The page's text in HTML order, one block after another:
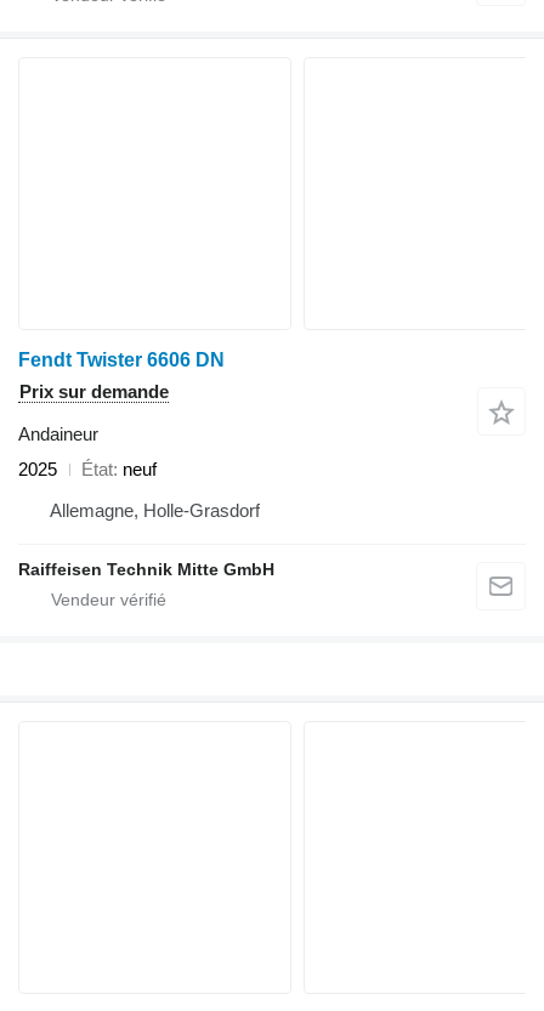
Fendt Twister 6606 DN
Prix sur demande
Andaineur
2025
État neuf
Allemagne, Holle-Grasdorf
Raiffeisen Technik Mitte GmbH